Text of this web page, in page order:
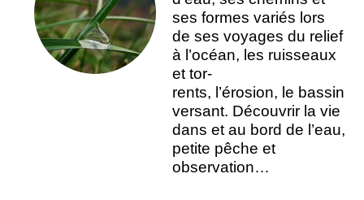
ses formes variés lors
de ses voyages du relief
à l’océan, les ruisseaux
et tor-
rents, l’érosion, le bassin
versant. Découvrir la vie
dans et au bord de l’eau,
petite pêche et
observation…